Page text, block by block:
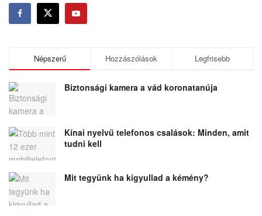
Népszerű Hozzászólások Legfrisebb
Biztonsági kamera a vád koronatanúja
Kínai nyelvű telefonos csalások: Minden, amit
tudni kell
Mit tegyünk ha kigyullad a kémény?